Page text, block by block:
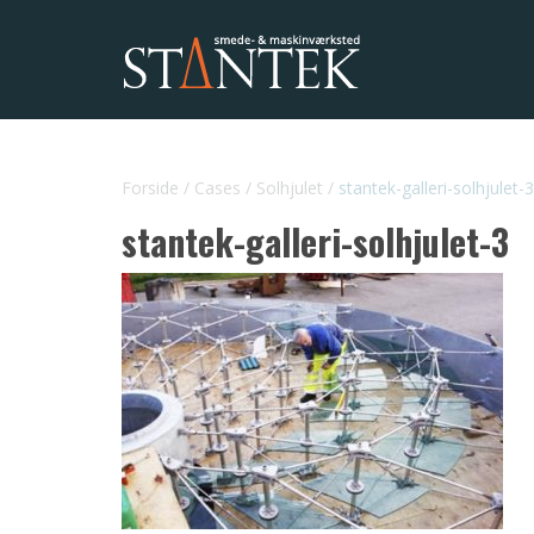
Forside / Cases / Solhjulet / stantek-galleri-solhjulet-3
stantek-galleri-solhjulet-3